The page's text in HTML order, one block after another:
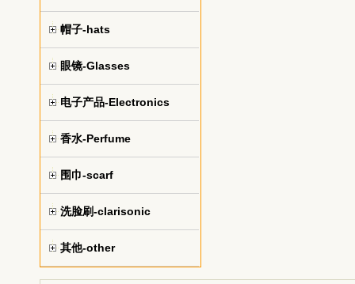
帽子-hats
眼镜-Glasses
电子产品-Electronics
香水-Perfume
围巾-scarf
洗脸刷-clarisonic
其他-other